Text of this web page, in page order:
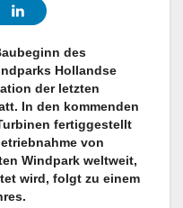
des
Hollandse
der letzten
In den kommenden
fertiggestellt
von
Windpark weltweit,
wird, folgt zu einem